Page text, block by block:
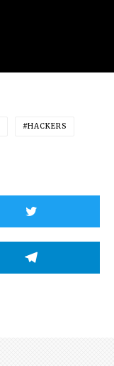
HACKERS